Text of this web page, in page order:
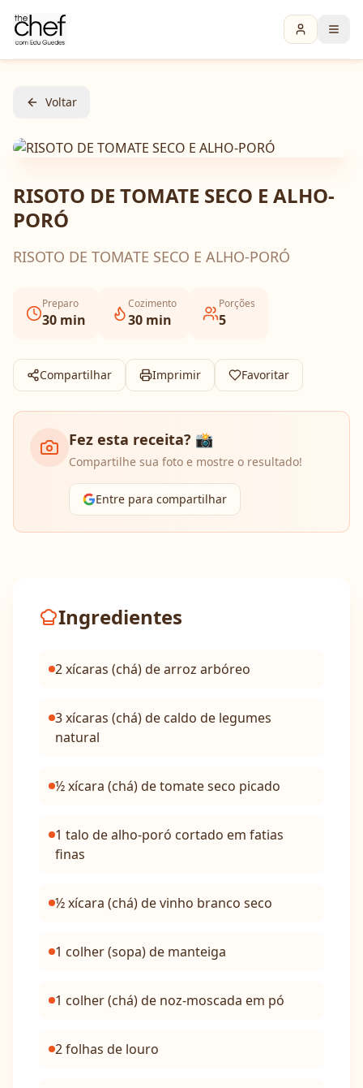
Voltar
RISOTO DE TOMATE SECO E ALHO-
PORÓ
RISOTO DE TOMATE SECO E ALHO-PORÓ
Preparo
30 min
Cozimento
30 min
Porções
5
Compartilhar Imprimir Favoritar
Fez esta receita? 📸
Compartilhe sua foto e mostre o resultado!
Entre para compartilhar
Ingredientes
2 xícaras (chá) de arroz arbóreo
3 xícaras (chá) de caldo de legumes
natural
½ xícara (chá) de tomate seco picado
1 talo de alho-poró cortado em fatias
finas
½ xícara (chá) de vinho branco seco
1 colher (sopa) de manteiga
1 colher (chá) de noz-moscada em pó
2 folhas de louro